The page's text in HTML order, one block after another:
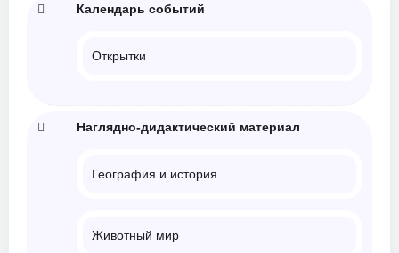
Календарь событий
Открытки
Наглядно-дидактический материал
География и история
Животный мир